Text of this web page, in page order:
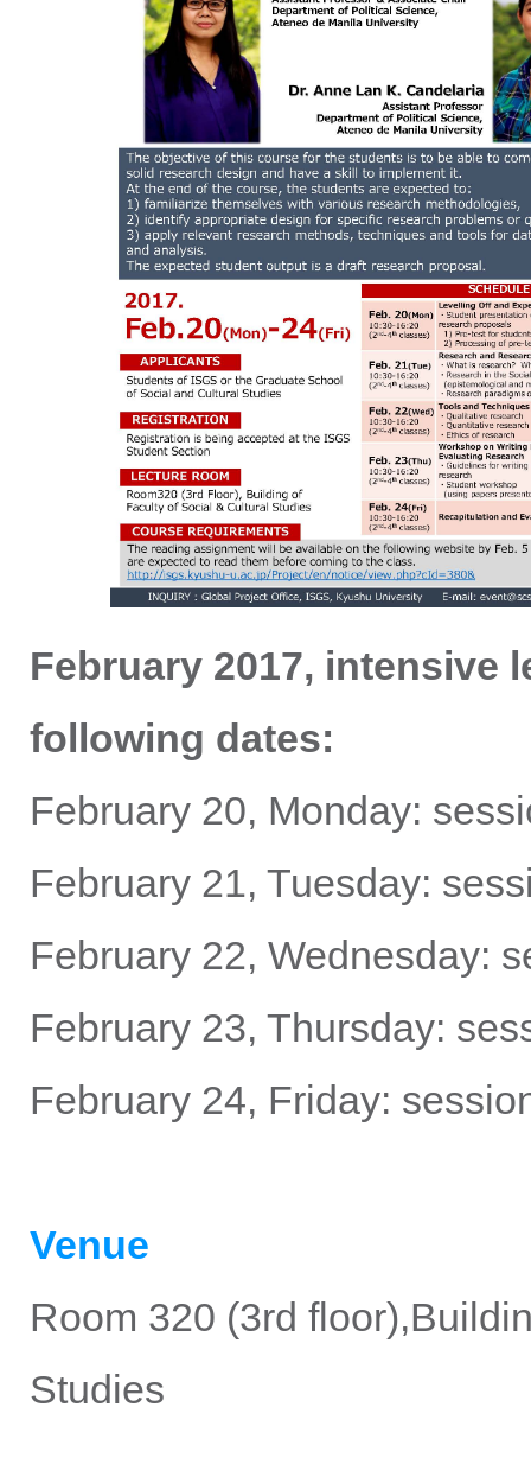
February 2017, intensive
following dates:
February 20, Monday:
February 21, Tuesday:
February 22, Wednesday:
February 23, Thursday:
February 24, Friday:
Venue
Room 320 (3rd
Studies